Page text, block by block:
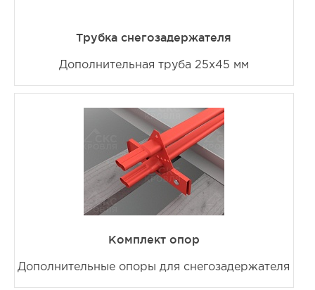
Трубка снегозадержателя
Дополнительная труба 25х45 мм
Комплект опор
Дополнительные опоры для снегозадержателя